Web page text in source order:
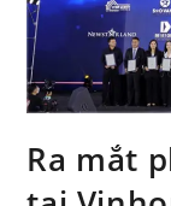
Ra mắt